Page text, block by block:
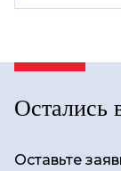
Остались
Оставьте